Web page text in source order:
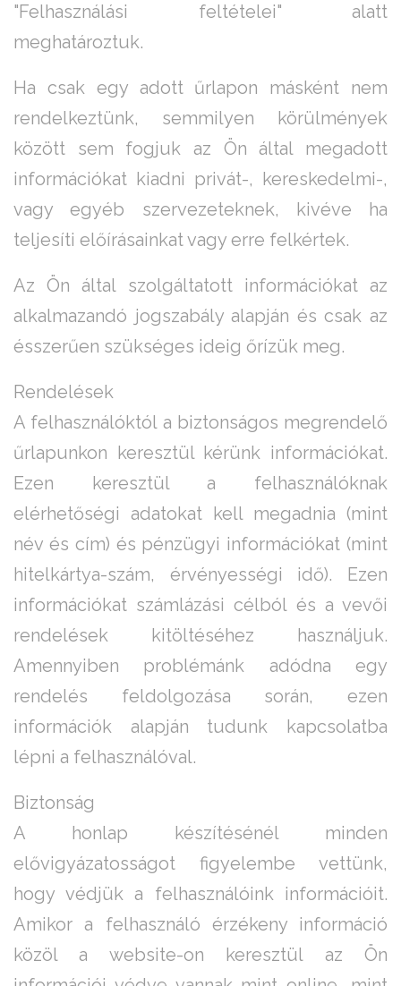
"Felhasználási feltételei" alatt
meghatároztuk.
Ha csak egy adott űrlapon másként nem
rendelkeztünk, semmilyen körülmények
között sem fogjuk az Ön által megadott
információkat kiadni privát-, kereskedelmi-,
vagy egyéb szervezeteknek, kivéve ha
teljesíti előírásainkat vagy erre felkértek.
Az Ön által szolgáltatott információkat az
alkalmazandó jogszabály alapján és csak az
ésszerűen szükséges ideig őrízük meg.
Rendelések
A felhasználóktól a biztonságos megrendelő
űrlapunkon keresztül kérünk információkat.
Ezen keresztül a felhasználóknak
elérhetőségi adatokat kell megadnia (mint
név és cím) és pénzügyi információkat (mint
hitelkártya-szám, érvényességi idő). Ezen
információkat számlázási célból és a vevői
rendelések kitöltéséhez használjuk.
Amennyiben problémánk adódna egy
rendelés feldolgozása során, ezen
információk alapján tudunk kapcsolatba
lépni a felhasználóval.
Biztonság
A honlap készítésénél minden
elővigyázatosságot figyelembe vettünk,
hogy védjük a felhasználóink információit.
Amikor a felhasználó érzékeny információ
közöl a website-on keresztül az Ön